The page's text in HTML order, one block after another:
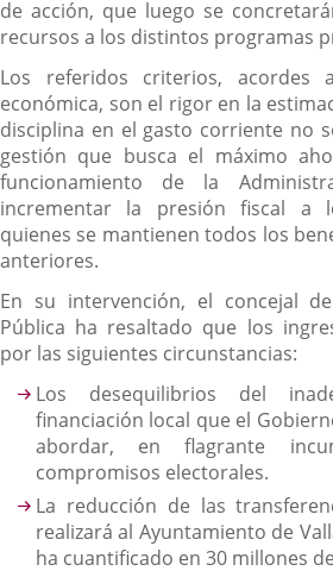
de acción, que luego se
recursos a los distintos programas
Los referidos criterios, acordes
económica, son el rigor en la
disciplina en el gasto corriente no
gestión que busca el máximo
funcionamiento de la
incrementar la presión fiscal a
quienes se mantienen todos los
anteriores.
En su intervención, el concejal
Pública ha resaltado que los
por las siguientes circunstancias:
Los desequilibrios del
financiación local que el
abordar, en flagrante
compromisos electorales.
La reducción de las
realizará al Ayuntamiento de
ha cuantificado en 30 millones